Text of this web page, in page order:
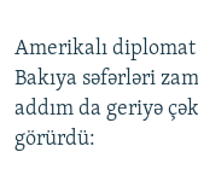
Amerikalı diplomat
Bakıya səfərləri
addım da geriyə
görürdü: